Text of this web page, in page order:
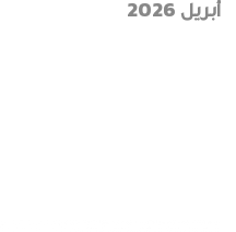
أبريل 2026